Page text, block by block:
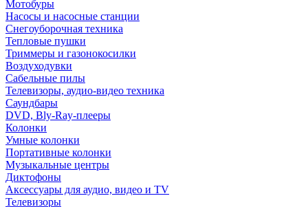
Мотобуры
Насосы и насосные станции
Снегоуборочная техника
Тепловые пушки
Триммеры и газонокосилки
Воздуходувки
Сабельные пилы
Телевизоры, аудио-видео техника
Саундбары
DVD, Bly-Ray-плееры
Колонки
Умные колонки
Портативные колонки
Музыкальные центры
Диктофоны
Аксессуары для аудио, видео и TV
Телевизоры